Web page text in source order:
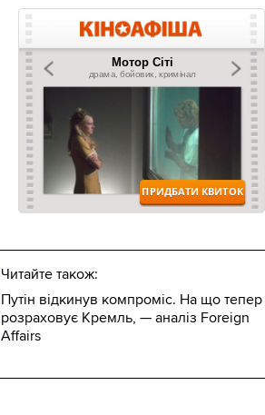
Читайте також:
Путін відкинув компроміс. На що тепер
розраховує Кремль, — аналіз Foreign
Affairs